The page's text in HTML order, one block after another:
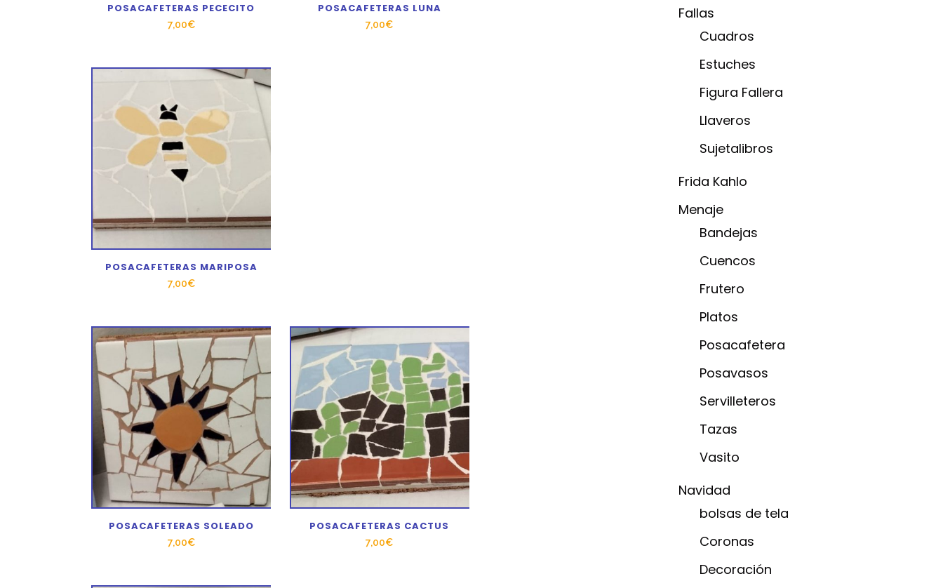
POSACAFETERAS PECECITO
7,00€
POSACAFETERAS LUNA
7,00€
POSACAFETERAS MARIPOSA
7,00€
POSACAFETERAS SOLEADO
7,00€
POSACAFETERAS CACTUS
7,00€
Fallas
Cuadros
Estuches
Figura Fallera
Llaveros
Sujetalibros
Frida Kahlo
Menaje
Bandejas
Cuencos
Frutero
Platos
Posacafetera
Posavasos
Servilleteros
Tazas
Vasito
Navidad
bolsas de tela
Coronas
Decoración